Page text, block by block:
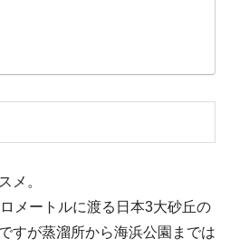
メ。
メートルに渡る日本3大砂丘の
すが蒸溜所から海浜公園までは